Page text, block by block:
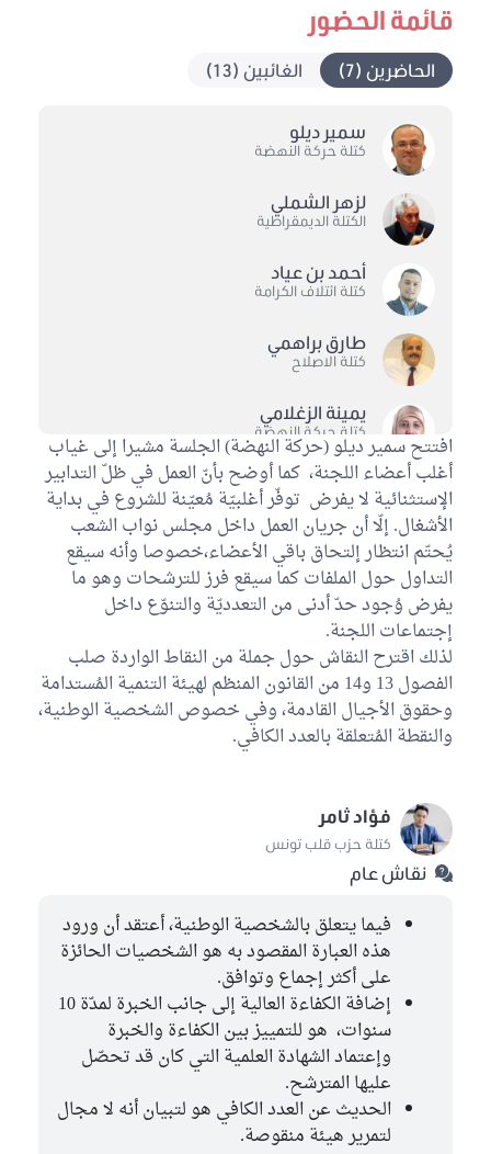
افتتح سمير ديلو (حركة النهضة) الجلسة مشيرا إلى غياب
أغلب أعضاء اللجنة، كما أوضح بأنّ العمل في ظلّ التدابير
الإستثنائية لا يفرض توفّر أغلبيّة مُعيّنة للشروع في بداية
الأشغال. إلّا أن جريان العمل داخل مجلس نواب الشعب
يُحتّم انتظار إلتحاق باقي الأعضاء،خصوصا وأنه سيقع
التداول حول الملفات كما سيقع فرز للترشحات وهو ما
يفرض وُجود حدّ أدنى من التعدديّة والتنوّع داخل
إجتماعات اللجنة.
لذلك اقترح النقاش حول جملة من النقاط الواردة صلب
الفصول 13 و14 من القانون المنظم لهيئة التنمية المُستدامة
وحقوق الأجيال القادمة، وفي خصوص الشخصية الوطنية،
والنقطة المُتعلقة بالعدد الكافي.
فؤاد ثامر
كتلة حزب قلب تونس
نقاش عام
فيما يتعلق بالشخصية الوطنية، أعتقد أن ورود
هذه العبارة المقصود به هو الشخصيات الحائزة
على أكثر إجماع وتوافق.
إضافة الكفاءة العالية إلى جانب الخبرة لمدّة 10
سنوات، هو للتمييز بين الكفاءة والخبرة
وإعتماد الشهادة العلمية التي كان قد تحصّل
عليها المترشح.
الحديث عن العدد الكافي هو لتبيان أنه لا مجال
لتمرير هيئة منقوصة.
قائمة الحضور
الحاضرين (7) الغائبين (13)
سمير ديلو
كتلة حركة النهضة
لزهر الشملي
الكتلة الديمقراطية
أحمد بن عياد
كتلة ائتلاف الكرامة
طارق براهمي
كتلة الاصلاح
يمينة الزغلامي
كتلة حركة النهضة
جميلة الجويني
كتلة حركة النهضة
فؤاد ثامر
كتلة حزب قلب تونس